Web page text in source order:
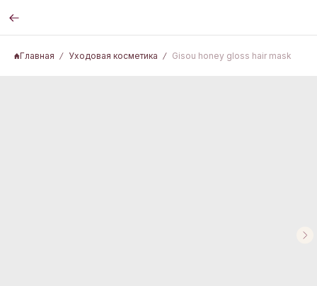
Главная Уходовая косметика Gisou honey gloss hair mask